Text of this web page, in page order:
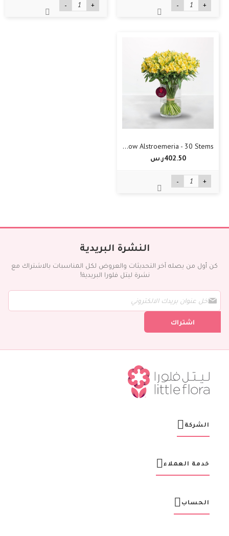
- +
- +
Yellow Alstroemeria - 30 Stems
402.50ر.س‏
- +
النشرة البريدية
كن أول من يصله آخر التحديثات والعروض لكل المناسبات بالاشتراك مع
نشرة ليتل فلورا البريدية!
ل
ش
اشتراك
الشركة
خدمة العملاء
الحساب